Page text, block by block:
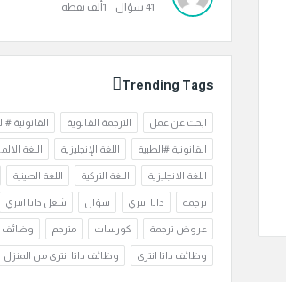
41 سؤال 1ألف نقطة
Trending Tags
ابحث عن عمل الترجمة القانوية القانونية
القانونية #الطبية اللغة الإنجليزية اللغة
اللغة الانجليزية اللغة التركية اللغة الصينية
ترجمة داتا انتري سؤال شغل داتا انتري
عروض ترجمة كورسات مترجم وظائف
وظائف داتا انتري وظائف داتا انتري من المنزل